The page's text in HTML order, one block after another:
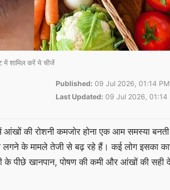
में शामिल करें ये चीजें
Published: 09 Jul 2026, 01:14
Last Updated: 09 Jul 2026, 01:14
की रोशनी कमजोर होना एक आम समस्या बनती
लगने के मामले तेजी से बढ़ रहे हैं। कई लोग इसका
के पीछे खानपान, पोषण की कमी और आंखों की सही